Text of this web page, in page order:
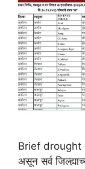
Brief drought
असून सर्व